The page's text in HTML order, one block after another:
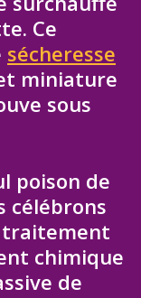
Ce
sécheresse
miniature
sous
poison de
célébrons
traitement
chimique
de